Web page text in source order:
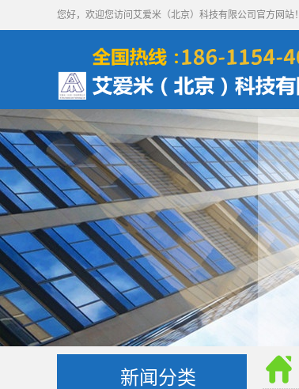
您好，欢迎您访问艾爱米（北京）科技有限公司官方网站！
新闻分类